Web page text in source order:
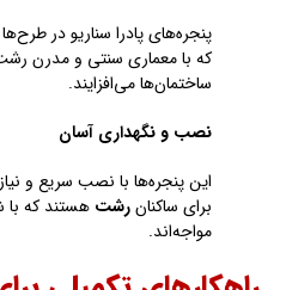
پنجره‌های پادرا سناریو در
که با معماری سنتی و مدرن
ساختمان‌ها می‌افزایند.
نصب و نگهداری آسان
این پنجره‌ها با نصب سریع و
برای ساکنانرشت هستند که
مواجه‌اند.